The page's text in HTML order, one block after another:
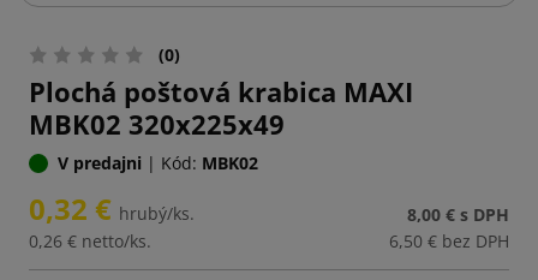
(0)
Plochá poštová krabica MAXI
MBK02 320x225x49
V predajni | Kód: MBK02
0,32 € hrubý/ks.
0,26 € netto/ks.
8,00 € s DPH
6,50 € bez DPH